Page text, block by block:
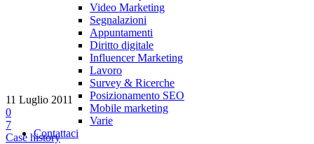
Video Marketing
Segnalazioni
Appuntamenti
Diritto digitale
Influencer Marketing
Lavoro
Survey & Ricerche
Posizionamento SEO
Mobile marketing
Varie
Contattaci
11 Luglio 2011
0
7
Case history